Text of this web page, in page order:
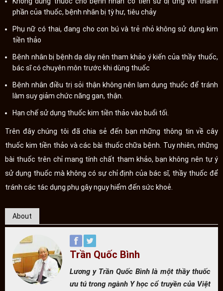
phần của thuốc, bệnh nhân bị tỳ hư, tiêu chảy
Phụ nữ có thai, đang cho con bú và trẻ nhỏ không sử dụng kim
tiền thảo
Bệnh nhân bị bệnh dạ dày nên tham khảo ý kiến của thầy thuốc,
bác sĩ có chuyên môn trước khi dùng thuốc
Bệnh nhân điều trị sỏi thận không nên lạm dụng thuốc để tránh
làm suy giảm chức năng gan, thận.
Hạn chế sử dụng thuốc kim tiền thảo vào buổi tối.
Trên đây chúng tôi đã chia sẻ đến bạn những thông tin về cây
thuốc kim tiền thảo và các bài thuốc chữa bệnh. Tuy nhiên, những
bài thuốc trên chỉ mang tính chất tham khảo, bạn không nên tự ý
sử dụng thuốc mà không có sự chỉ định của bác sĩ, thầy thuốc để
tránh các tác dụng phụ gây nguy hiểm đến sức khoẻ.
About
Trần Quốc Bình
Lương y Trần Quốc Bình là một thầy thuốc
ưu tú trong ngành Y học cổ truyền của Việt